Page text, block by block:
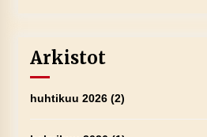
Arkistot
huhtikuu 2026(2)